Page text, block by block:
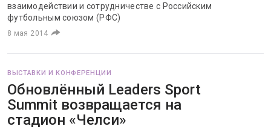
взаимодействии и сотрудничестве с Российским
футбольным союзом (РФС)
8 мая 2014
ВЫСТАВКИ И КОНФЕРЕНЦИИ
Обновлённый Leaders Sport
Summit возвращается на
стадион «Челси»